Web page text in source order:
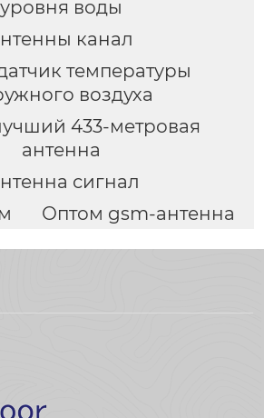
уровня воды
канал
температуры
воздуха
433-метровая
антенна
сигнал
Оптом gsm-антенна